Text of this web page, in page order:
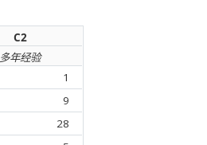
C2
多年经验
1
9
28